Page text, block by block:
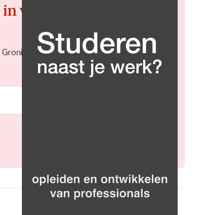
voor de
elke middag in je